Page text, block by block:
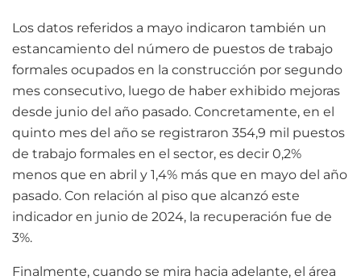
Los datos referidos a mayo indicaron también un
estancamiento del número de puestos de trabajo
formales ocupados en la construcción por segundo
mes consecutivo, luego de haber exhibido mejoras
desde junio del año pasado. Concretamente, en el
quinto mes del año se registraron 354,9 mil puestos
de trabajo formales en el sector, es decir 0,2%
menos que en abril y 1,4% más que en mayo del año
pasado. Con relación al piso que alcanzó este
indicador en junio de 2024, la recuperación fue de
3%.
Finalmente, cuando se mira hacia adelante, el área